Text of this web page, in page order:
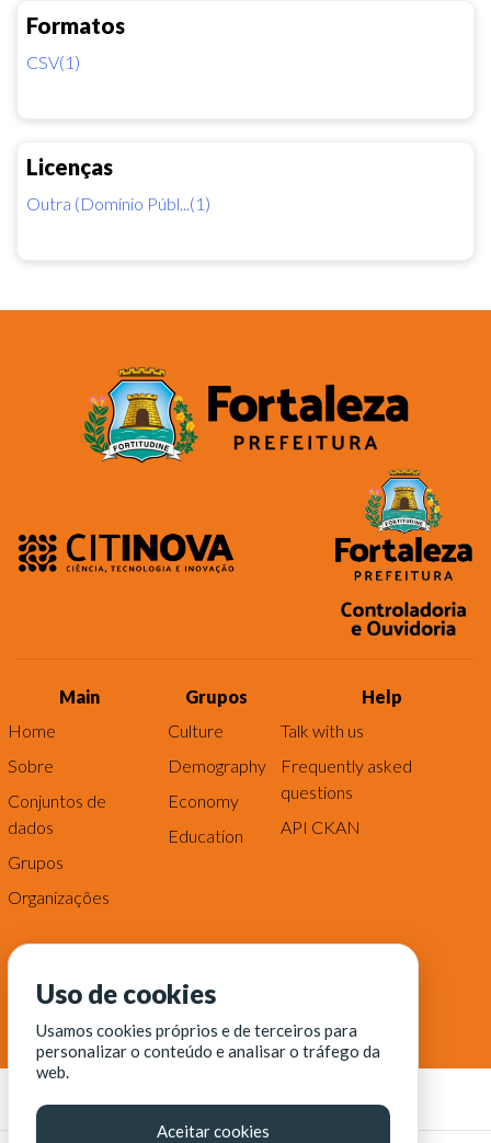
Formatos
CSV(1)
Licenças
Outra (Domínio Públ...(1)
Main
Home
Sobre
Conjuntos de
dados
Grupos
Organizações
Grupos
Culture
Demography
Economy
Education
Help
Talk with us
Frequently asked
questions
API CKAN
Uso de cookies
Usamos cookies próprios e de terceiros para
personalizar o conteúdo e analisar o tráfego da
web.
Aceitar cookies